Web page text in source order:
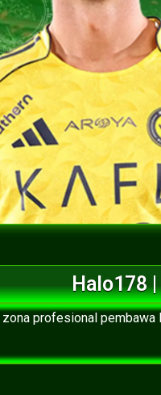
Halo178
zona profesional pembawa